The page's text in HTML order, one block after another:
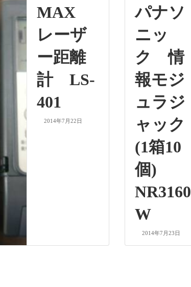
MAX
レーザ
ー距離
計 LS-
401
2014年7月22日
パナソ
ニッ
ク 情
報モジ
ュラジ
ャック
(1箱10
個)
NR3160
W
2014年7月23日